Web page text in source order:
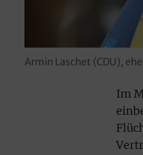
Armin Laschet (CDU),
Im